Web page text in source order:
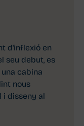
d'inflexió en
seu debut, es
cabina
nous
i disseny al